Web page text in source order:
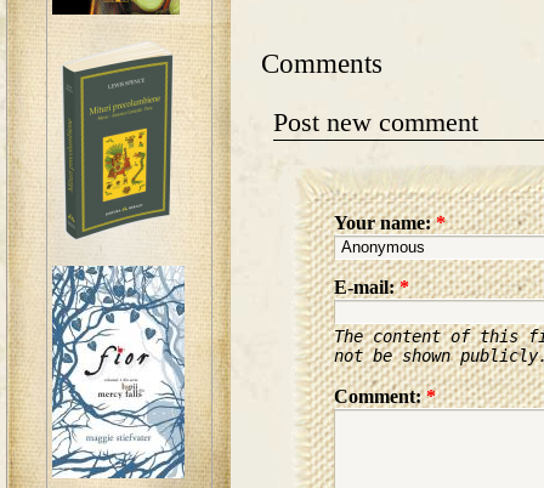
Comments
Post new comment
Your name:*
E-mail:*
The content of this
not be shown
Comment:*